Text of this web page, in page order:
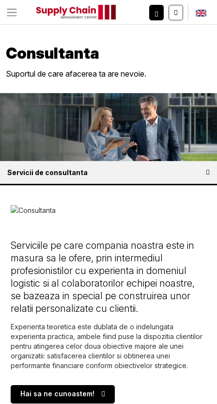
Consultanta
Suportul de care afacerea ta are nevoie.
Servicii de consultanta
Serviciile pe care compania noastra este in
masura sa le ofere, prin intermediul
profesionistilor cu experienta in domeniul
logistic si al colaboratorilor echipei noastre,
se bazeaza in special pe construirea unor
relatii personalizate cu clientii.
Experienta teoretica este dublata de o indelungata
experienta practica, ambele fiind puse la dispozitia clientilor
pentru atingerea celor doua obiective majore ale unei
organizatii: satisfacerea clientilor si obtinerea unei
performante financiare conform obiectivelor strategice.
Hai sa ne cunoastem!